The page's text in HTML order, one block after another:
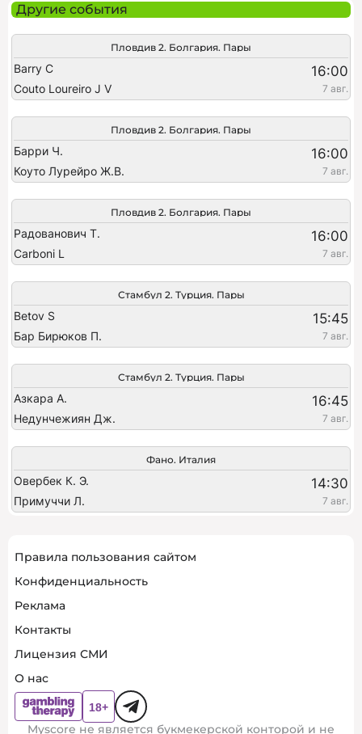
Другие события
Пловдив 2. Болгария. Пары
Barry C 16:00
Couto Loureiro J V 7 авг.
Пловдив 2. Болгария. Пары
Барри Ч. 16:00
Коуто Лурейро Ж.В. 7 авг.
Пловдив 2. Болгария. Пары
Радованович Т. 16:00
Carboni L 7 авг.
Стамбул 2. Турция. Пары
Betov S 15:45
Бар Бирюков П. 7 авг.
Стамбул 2. Турция. Пары
Азкара А. 16:45
Недунчежиян Дж. 7 авг.
Фано. Италия
Овербек К. Э. 14:30
Примуччи Л. 7 авг.
Правила пользования сайтом
Конфиденциальность
Реклама
Контакты
Лицензия СМИ
О нас
Myscore не является букмекерской конторой и не